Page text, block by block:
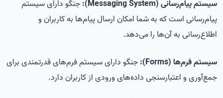
سیستم پیام‌رسانی (Messaging System):
جنگو دارای سیستم
پیام‌رسانی است که به شما امکان ارسال پیام‌ها به کاربران و
اطلاع‌رسانی به آن‌ها را می‌دهد.
سیستم فرم‌ها (Forms):
جنگو دارای سیستم فرم‌های قدرتمندی برای
جمع‌آوری و اعتبارسنجی داده‌های ورودی از کاربران دارد.